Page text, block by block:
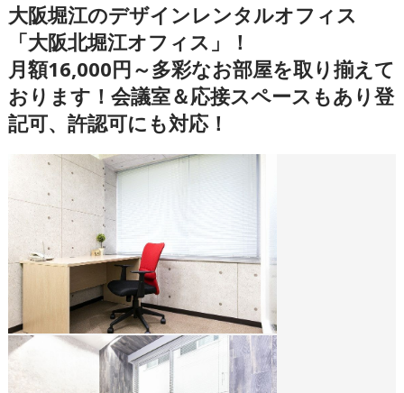
大阪堀江のデザインレンタルオフィス
「大阪北堀江オフィス」！
月額16,000円～多彩なお部屋を取り揃えて
おります！会議室＆応接スペースもあり登
記可、許認可にも対応！